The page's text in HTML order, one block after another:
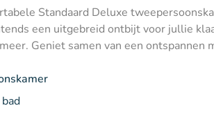
Standaard Deluxe
een uitgebreid ontbijt voor jullie
Geniet samen van een ontspannen